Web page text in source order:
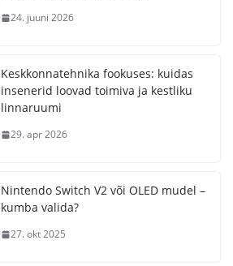
24. juuni 2026
Keskkonnatehnika fookuses: kuidas
insenerid loovad toimiva ja kestliku
linnaruumi
29. apr 2026
Nintendo Switch V2 või OLED mudel –
kumba valida?
27. okt 2025